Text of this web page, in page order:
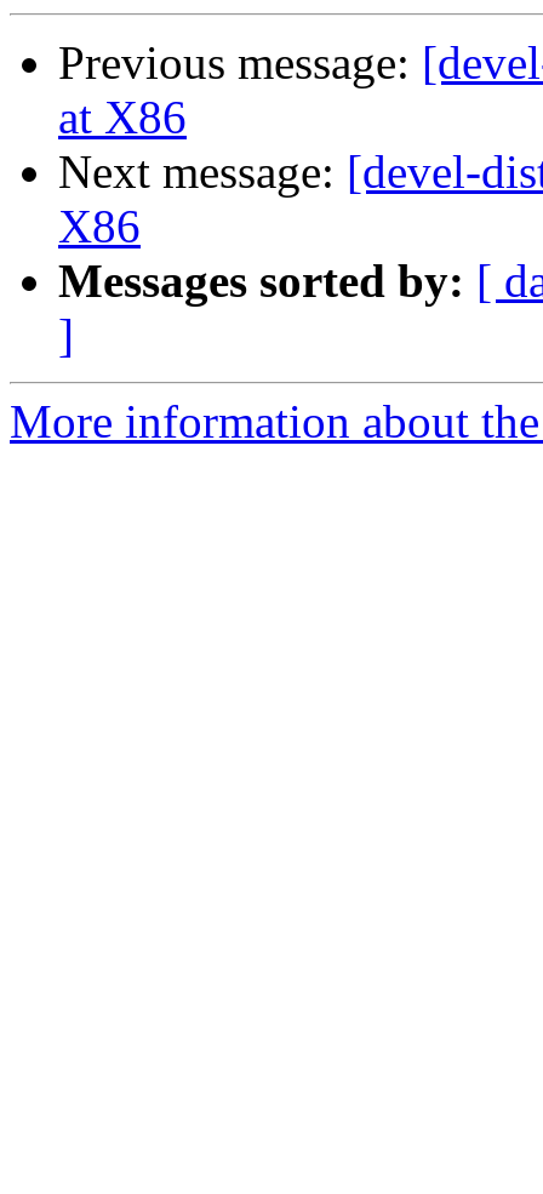
Previous message:
at X86
Next message: [devel-
X86
Messages sorted by: [
]
More information about